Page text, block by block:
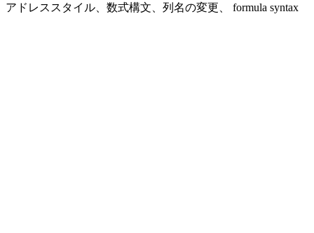
アドレススタイル、数式構文、列名の変更、 formula syntax